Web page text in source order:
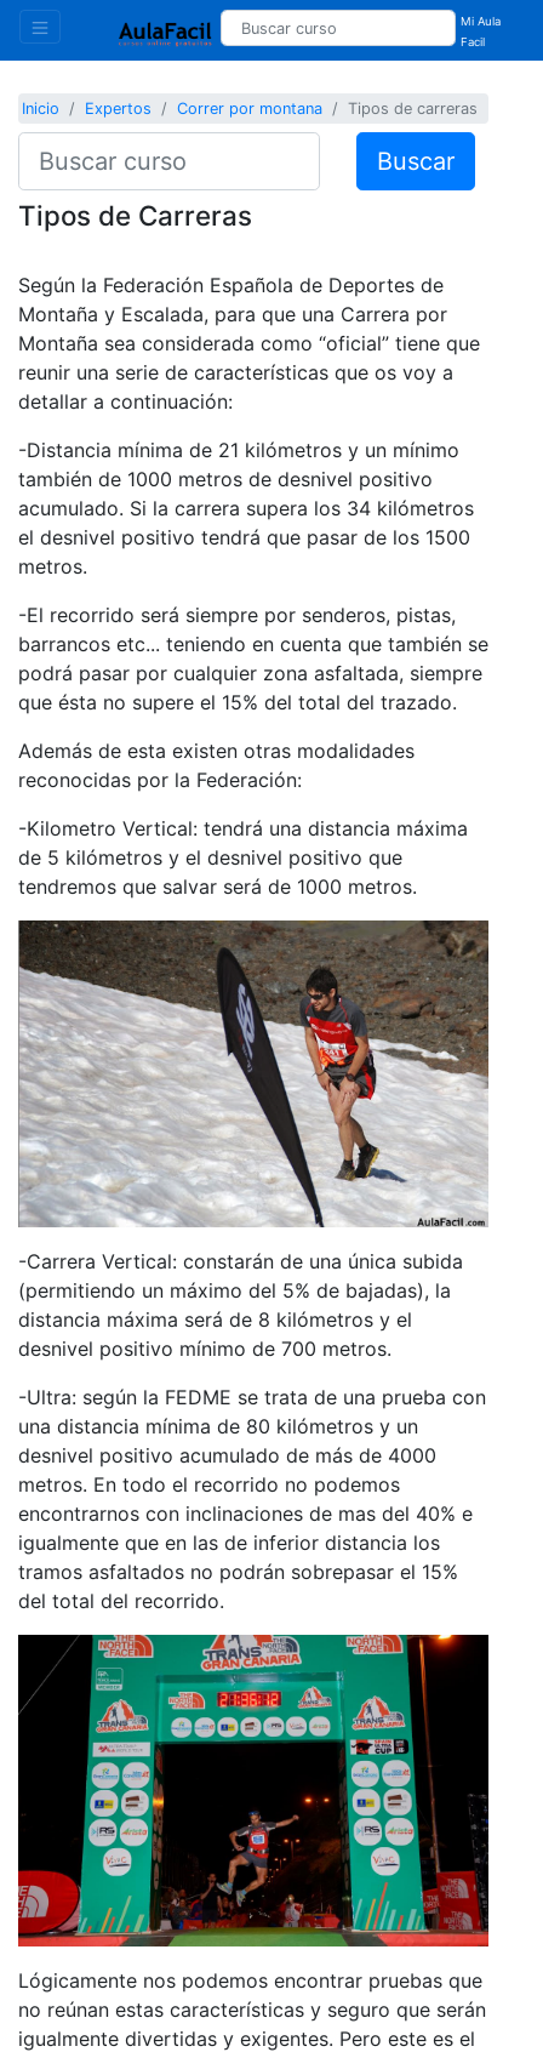
Mi Aula
Facil
Inicio Expertos Correr por montana Tipos de carreras
Buscar
Tipos de Carreras
Según la Federación Española de Deportes de
Montaña y Escalada, para que una Carrera por
Montaña sea considerada como “oficial” tiene que
reunir una serie de características que os voy a
detallar a continuación:
-Distancia mínima de 21 kilómetros y un mínimo
también de 1000 metros de desnivel positivo
acumulado. Si la carrera supera los 34 kilómetros
el desnivel positivo tendrá que pasar de los 1500
metros.
-El recorrido será siempre por senderos, pistas,
barrancos etc... teniendo en cuenta que también se
podrá pasar por cualquier zona asfaltada, siempre
que ésta no supere el 15% del total del trazado.
Además de esta existen otras modalidades
reconocidas por la Federación:
-Kilometro Vertical: tendrá una distancia máxima
de 5 kilómetros y el desnivel positivo que
tendremos que salvar será de 1000 metros.
-Carrera Vertical: constarán de una única subida
(permitiendo un máximo del 5% de bajadas), la
distancia máxima será de 8 kilómetros y el
desnivel positivo mínimo de 700 metros.
-Ultra: según la FEDME se trata de una prueba con
una distancia mínima de 80 kilómetros y un
desnivel positivo acumulado de más de 4000
metros. En todo el recorrido no podemos
encontrarnos con inclinaciones de mas del 40% e
igualmente que en las de inferior distancia los
tramos asfaltados no podrán sobrepasar el 15%
del total del recorrido.
Lógicamente nos podemos encontrar pruebas que
no reúnan estas características y seguro que serán
igualmente divertidas y exigentes. Pero este es el